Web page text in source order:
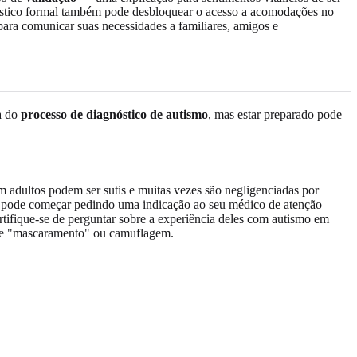
formal também pode desbloquear o acesso a acomodações no
comunicar suas necessidades a familiares, amigos e
do processo de diagnóstico de autismo, mas estar preparado pode
podem ser sutis e muitas vezes são negligenciadas por
começar pedindo uma indicação ao seu médico de atenção
se de perguntar sobre a experiência deles com autismo em
"mascaramento" ou camuflagem.